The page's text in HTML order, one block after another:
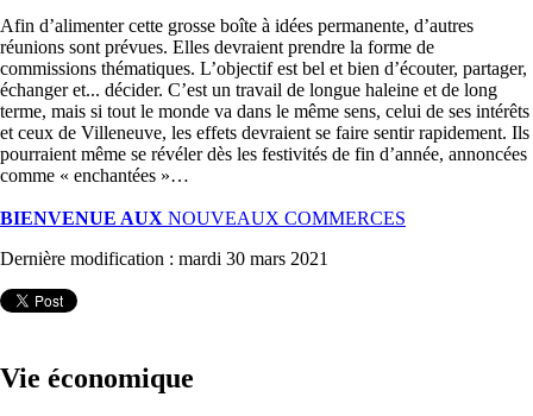
Afin d’alimenter cette grosse boîte à idées permanente, d’autres
réunions sont prévues. Elles devraient prendre la forme de
commissions thématiques. L’objectif est bel et bien d’écouter, partager,
échanger et... décider. C’est un travail de longue haleine et de long
terme, mais si tout le monde va dans le même sens, celui de ses intérêts
et ceux de Villeneuve, les effets devraient se faire sentir rapidement. Ils
pourraient même se révéler dès les festivités de fin d’année, annoncées
comme « enchantées »…
BIENVENUE AUX NOUVEAUX COMMERCES
Dernière modification : mardi 30 mars 2021
Vie économique